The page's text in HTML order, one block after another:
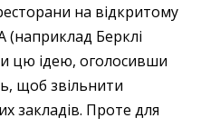
на відкритому
(наприклад Берклі
цю ідею, оголосивши
щоб звільнити
закладів. Проте для